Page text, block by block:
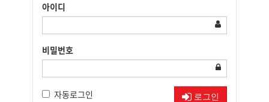
아이디
비밀번호
자동로그인 로그인